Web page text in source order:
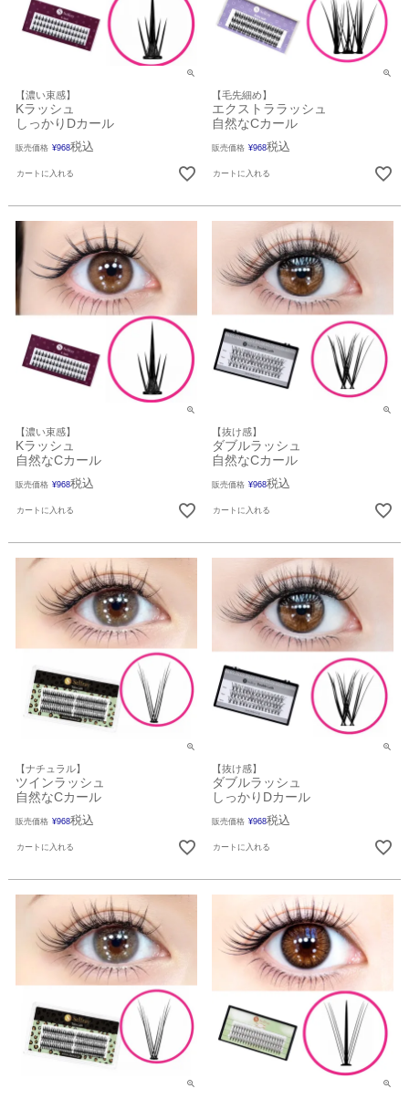
【濃い束感】
Kラッシュ
しっかりDカール
販売価格 ¥968税込
カートに入れる
【毛先細め】
エクストララッシュ
自然なCカール
販売価格 ¥968税込
カートに入れる
【濃い束感】
Kラッシュ
自然なCカール
販売価格 ¥968税込
カートに入れる
【抜け感】
ダブルラッシュ
自然なCカール
販売価格 ¥968税込
カートに入れる
【ナチュラル】
ツインラッシュ
自然なCカール
販売価格 ¥968税込
カートに入れる
【抜け感】
ダブルラッシュ
しっかりDカール
販売価格 ¥968税込
カートに入れる